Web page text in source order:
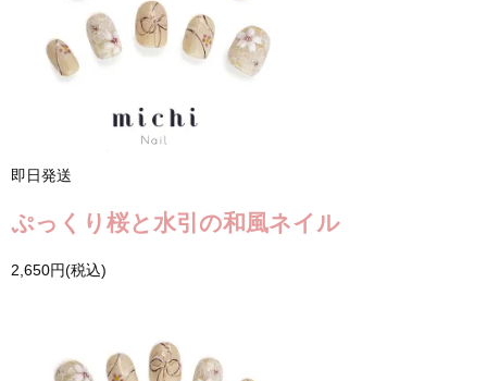
即日発送
ぷっくり桜と水引の和風ネイル
2,650円(税込)